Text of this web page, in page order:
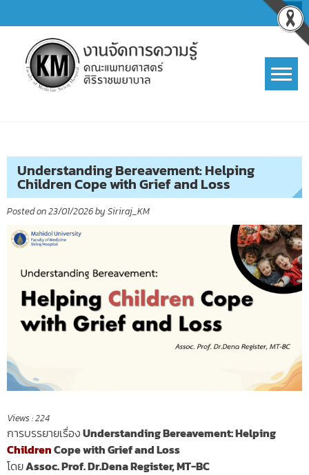
to
content
Understanding Bereavement: Helping
Children Cope with Grief and Loss
Posted on23/01/2026by Siriraj_KM
Views :224
การบรรยายเรื่องUnderstanding Bereavement: Helping
ChildrenCope with Grief and Loss
โดยAssoc. Prof. Dr.Dena Register, MT-BC